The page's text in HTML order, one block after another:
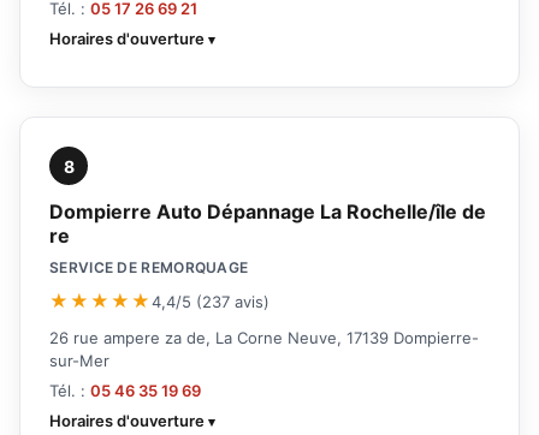
Tél. : 05 17 26 69 21
Horaires d'ouverture
8
Dompierre Auto Dépannage La Rochelle/île de
re
SERVICE DE REMORQUAGE
★★★★★4,4/5 (237 avis)
26 rue ampere za de, La Corne Neuve, 17139 Dompierre-
sur-Mer
Tél. : 05 46 35 19 69
Horaires d'ouverture